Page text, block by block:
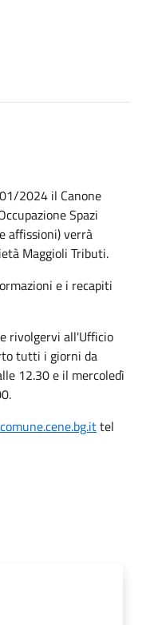
2024 il Canone
Spazi
affissioni) verrà
Maggioli Tributi.
e i recapiti
rivolgervi all'Ufficio
tutti i giorni da
12.30 e il mercoledì
tel